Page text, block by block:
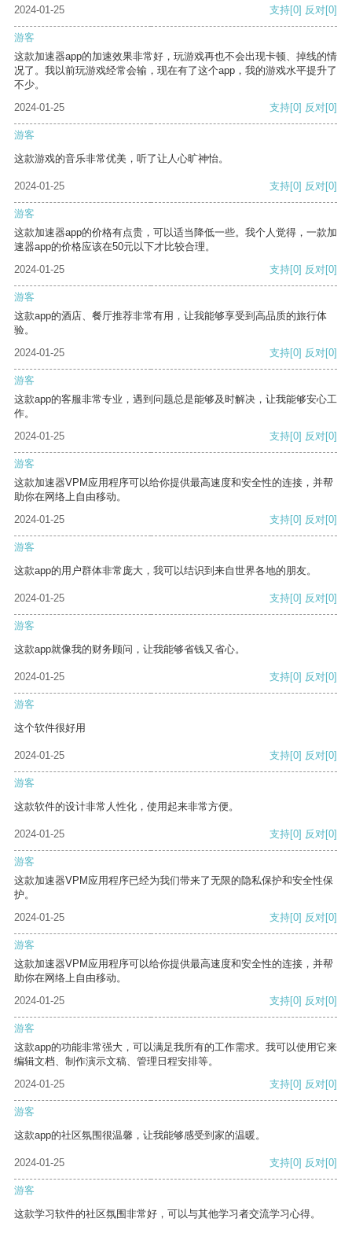
2024-01-25 支持[0] 反对[0]
游客
这款加速器app的加速效果非常好，玩游戏再也不会出现卡顿、掉线的情
况了。我以前玩游戏经常会输，现在有了这个app，我的游戏水平提升了
不少。
2024-01-25
支持[0] 反对[0]
游客
这款游戏的音乐非常优美，听了让人心旷神怡。
2024-01-25 支持[0] 反对[0]
游客
这款加速器app的价格有点贵，可以适当降低一些。我个人觉得，一款加
速器app的价格应该在50元以下才比较合理。
2024-01-25
支持[0] 反对[0]
游客
这款app的酒店、餐厅推荐非常有用，让我能够享受到高品质的旅行体
验。
2024-01-25
支持[0] 反对[0]
游客
这款app的客服非常专业，遇到问题总是能够及时解决，让我能够安心工
作。
2024-01-25
支持[0] 反对[0]
游客
这款加速器VPM应用程序可以给你提供最高速度和安全性的连接，并帮
助你在网络上自由移动。
2024-01-25
支持[0] 反对[0]
游客
这款app的用户群体非常庞大，我可以结识到来自世界各地的朋友。
2024-01-25 支持[0] 反对[0]
游客
这款app就像我的财务顾问，让我能够省钱又省心。
2024-01-25 支持[0] 反对[0]
游客
这个软件很好用
2024-01-25 支持[0] 反对[0]
游客
这款软件的设计非常人性化，使用起来非常方便。
2024-01-25 支持[0] 反对[0]
游客
这款加速器VPM应用程序已经为我们带来了无限的隐私保护和安全性保
护。
2024-01-25
支持[0] 反对[0]
游客
这款加速器VPM应用程序可以给你提供最高速度和安全性的连接，并帮
助你在网络上自由移动。
2024-01-25
支持[0] 反对[0]
游客
这款app的功能非常强大，可以满足我所有的工作需求。我可以使用它来
编辑文档、制作演示文稿、管理日程安排等。
2024-01-25
支持[0] 反对[0]
游客
这款app的社区氛围很温馨，让我能够感受到家的温暖。
2024-01-25 支持[0] 反对[0]
游客
这款学习软件的社区氛围非常好，可以与其他学习者交流学习心得。